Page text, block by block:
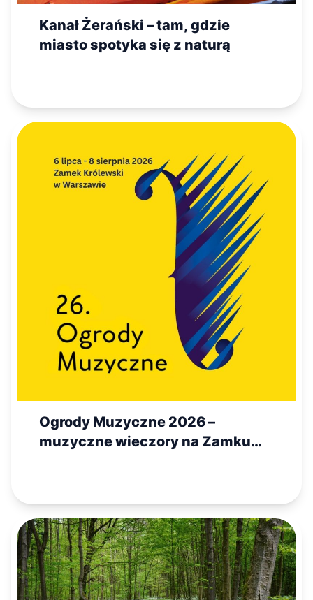
Kanał Żerański – tam, gdzie
miasto spotyka się z naturą
Ogrody Muzyczne 2026 –
muzyczne wieczory na Zamku